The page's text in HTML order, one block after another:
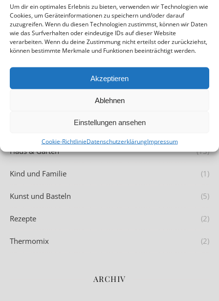
Um dir ein optimales Erlebnis zu bieten, verwenden wir Technologien wie
Cookies, um Geräteinformationen zu speichern und/oder darauf
zuzugreifen. Wenn du diesen Technologien zustimmst, können wir Daten
wie das Surfverhalten oder eindeutige IDs auf dieser Website
verarbeiten. Wenn du deine Zustimmung nicht erteilst oder zurückziehst,
können bestimmte Merkmale und Funktionen beeinträchtigt werden.
Akzeptieren
Ablehnen
Einstellungen ansehen
Cookie-RichtlinieDatenschutzerklärungImpressum
KATEGORIEN
Haus & Garten (13)
Kind und Familie (1)
Kunst und Basteln (5)
Rezepte (2)
Thermomix (2)
ARCHIV